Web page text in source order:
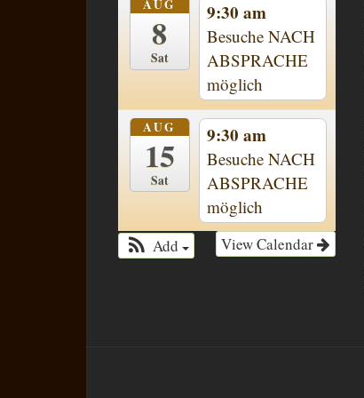
AUG
8
Sat
9:30 am
Besuche NACH
ABSPRACHE
möglich
AUG
15
Sat
9:30 am
Besuche NACH
ABSPRACHE
möglich
View Calendar
Add